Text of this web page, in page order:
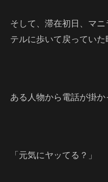
そして、滞在初日、マ
テルに歩いて戻っていた
ある人物から電話が掛か
「元気にヤッてる？」